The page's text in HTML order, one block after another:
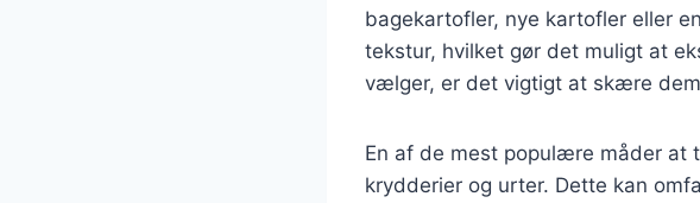
bagekartofler, nye kartofler eller
tekstur, hvilket gør det muligt at
vælger, er det vigtigt at skære
En af de mest populære måder
krydderier og urter. Dette kan